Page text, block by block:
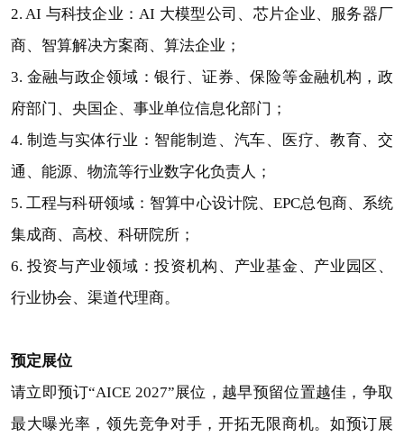
2. AI 与科技企业：AI 大模型公司、芯片企业、服务器厂
商、智算解决方案商、算法企业；
3. 金融与政企领域：银行、证券、保险等金融机构，政
府部门、央国企、事业单位信息化部门；
4. 制造与实体行业：智能制造、汽车、医疗、教育、交
通、能源、物流等行业数字化负责人；
5. 工程与科研领域：智算中心设计院、EPC总包商、系统
集成商、高校、科研院所；
6. 投资与产业领域：投资机构、产业基金、产业园区、
行业协会、渠道代理商。
预定展位
请立即预订“AICE 2027”展位，越早预留位置越佳，争取
最大曝光率，领先竞争对手，开拓无限商机。如预订展